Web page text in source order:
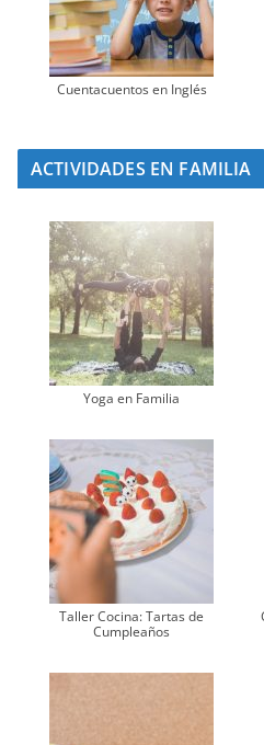
Cuentacuentos en Inglés
ACTIVIDADES EN FAMILIA
Yoga en Familia
Taller Cocina: Tartas de
Cumpleaños